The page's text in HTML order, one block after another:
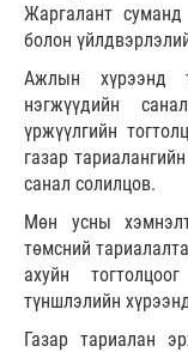
Жаргалант
болон
Ажлын хүрээнд
нэгжүүдийн
үржүүлгийн
газар
санал солилцов.
Мөн усны
төмсний
ахуйн
түншлэлийн
Газар тариалан